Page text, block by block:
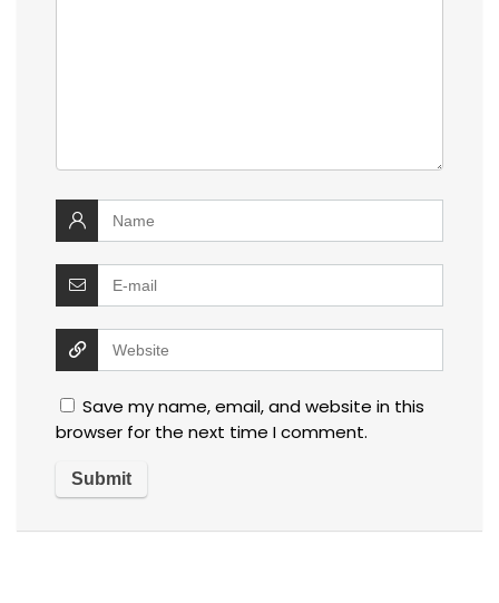
Save my name, email, and website in this
browser for the next time I comment.